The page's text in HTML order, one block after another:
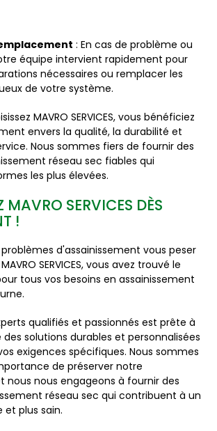
: En cas de problème ou
équipe intervient rapidement pour
nécessaires ou remplacer les
de votre système.
MAVRO SERVICES, vous bénéficiez
envers la qualité, la durabilité et
Nous sommes fiers de fournir des
réseau sec fiables qui
les plus élevées.
SERVICES DÈS
!
problèmes d'assainissement vous peser
SERVICES, vous avez trouvé le
tous vos besoins en assainissement
qualifiés et passionnés est prête à
solutions durables et personnalisées
exigences spécifiques. Nous sommes
de préserver notre
nous nous engageons à fournir des
réseau sec qui contribuent à un
et plus sain.